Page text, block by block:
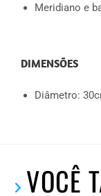
Meridiano e
DIMENSÕES
Diâmetro:
VOCÊ